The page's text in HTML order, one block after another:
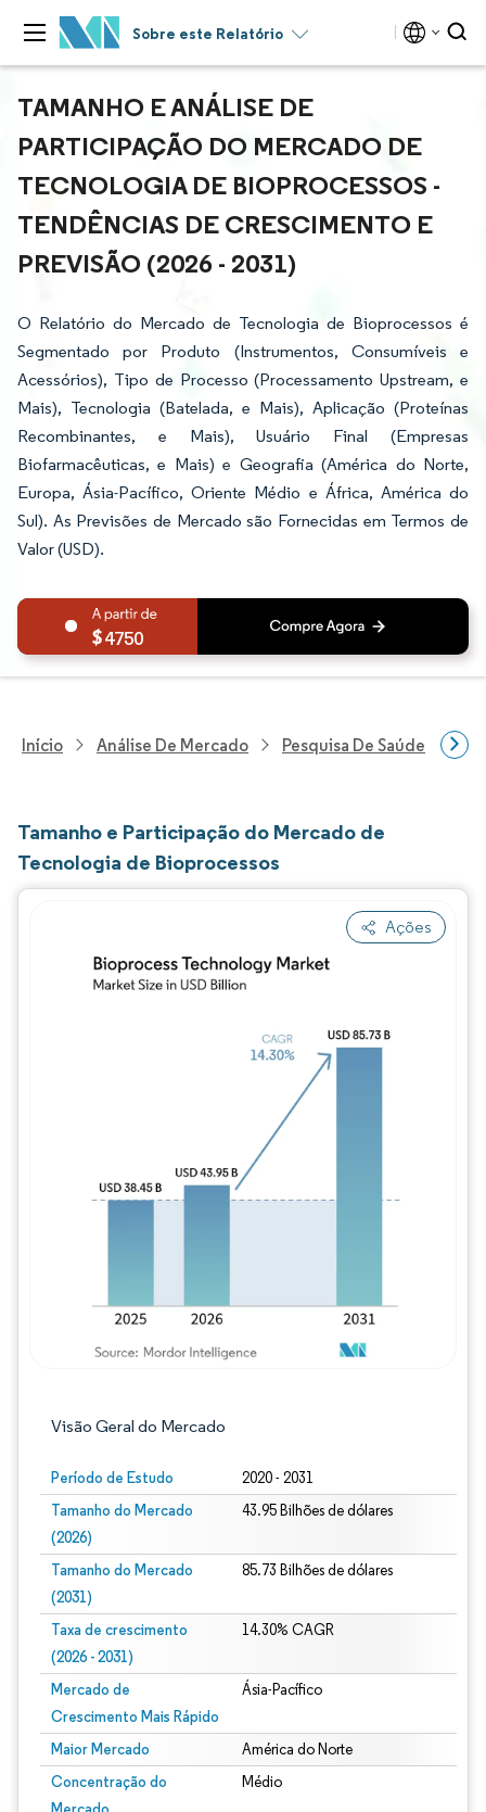
Sobre este Relatório
TAMANHO E ANÁLISE DE
PARTICIPAÇÃO DO MERCADO DE
TECNOLOGIA DE BIOPROCESSOS -
TENDÊNCIAS DE CRESCIMENTO E
PREVISÃO (2026 - 2031)
O Relatório do Mercado de Tecnologia de Bioprocessos é
Segmentado por Produto (Instrumentos, Consumíveis e
Acessórios), Tipo de Processo (Processamento Upstream, e
Mais), Tecnologia (Batelada, e Mais), Aplicação (Proteínas
Recombinantes, e Mais), Usuário Final (Empresas
Biofarmacêuticas, e Mais) e Geografia (América do Norte,
Europa, Ásia-Pacífico, Oriente Médio e África, América do
Sul). As Previsões de Mercado são Fornecidas em Termos de
Valor (USD).
4750
Início Análise De Mercado Pesquisa De Saúde
Tamanho e Participação do Mercado de
Tecnologia de Bioprocessos
Ações
Visão Geral do Mercado
Período de Estudo 2020 - 2031
Tamanho do Mercado
(2026)
43.95 Bilhões de dólares
Tamanho do Mercado
(2031)
85.73 Bilhões de dólares
Taxa de crescimento
(2026 - 2031)
14.30% CAGR
Mercado de
Crescimento Mais Rápido
Ásia-Pacífico
Maior Mercado América do Norte
Concentração do
Médio
Imagem © Mordor Intelligence. O reuso